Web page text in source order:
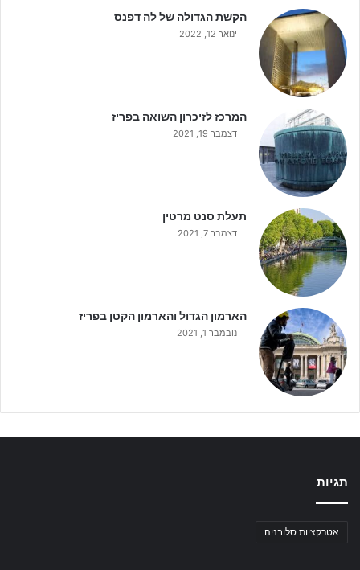
הקשת הגדולה של לה דפנס
ינואר 12, 2022
המרכז לזיכרון השואה בפריז
דצמבר 19, 2021
תעלת סנט מרטין
דצמבר 7, 2021
הארמון הגדול והארמון הקטן בפריז
נובמבר 1, 2021
תגיות
אטרקציות סלובניה